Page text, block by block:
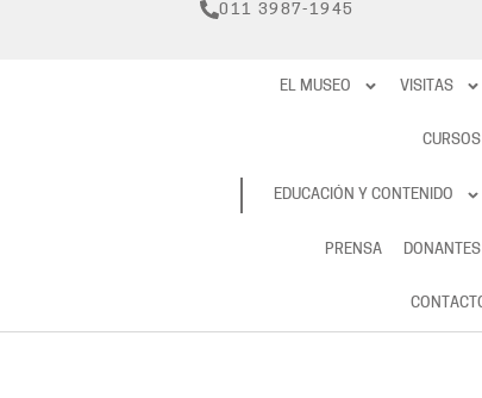
011 3987-1945
RESERVAS
EL MUSEO VISITAS
CURSOS
EDUCACIÓN Y CONTENIDO
PRENSA DONANTES